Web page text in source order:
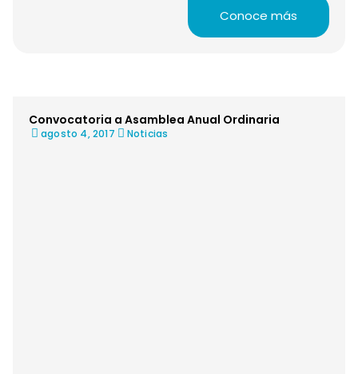
Conoce más
Convocatoria a Asamblea Anual Ordinaria
agosto 4, 2017 Noticias